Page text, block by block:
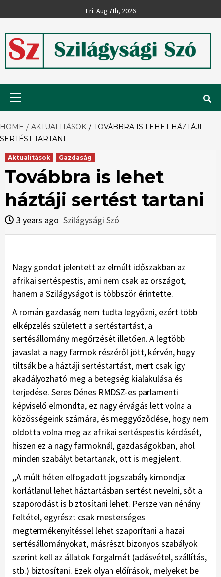
to
Fri. Aug 7th, 2026
Szilágysági
Szó
HOME AKTUALITÁSOK
TOVÁBBRA IS LEHET HÁZTÁJI
SERTÉST TARTANI
Aktualitások Gazdaság
Továbbra is lehet
háztáji sertést tartani
3 years ago Szilágysági Szó
Nagy gondot jelentett az elmúlt időszakban az
afrikai sertéspestis, ami nem csak az országot,
hanem a Szilágyságot is többször érintette.
A román gazdaság nem tudta legyőzni, ezért több
elképzelés született a sertéstartást, a
sertésállomány megőrzését illetően. A legtöbb
javaslat a nagy farmok részéről jött, kérvén, hogy
tiltsák be a háztáji sertéstartást, mert csak így
akadályozható meg a betegség kialakulása és
terjedése. Seres Dénes RMDSZ-es parlamenti
képviselő elmondta, ez nagy érvágás lett volna a
közösségeink számára, és meggyőződése, hogy nem
oldotta volna meg az afrikai sertéspestis kérdését,
hiszen ez a nagy farmoknál, gazdaságokban, ahol
minden szabályt betartanak, ott is megjelent.
,,A múlt héten elfogadott jogszabály kimondja:
korlátlanul lehet háztartásban sertést nevelni, sőt a
szaporodást is biztosítani lehet. Persze van néhány
feltétel, egyrészt csak mesterséges
megtermékenyítéssel lehet szaporítani a hazai
sertésállományokat, másrészt bizonyos szabályok
szerint kell az állatok forgalmát (adásvétel, szállítás,
stb.) biztosítani. Ezek olyan előírások, melyeket be